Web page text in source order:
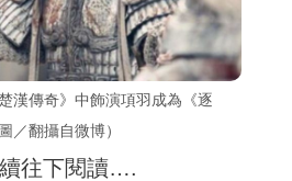
漢傳奇》中飾演項羽成為《逐
／翻攝自微博）
往下閱讀….